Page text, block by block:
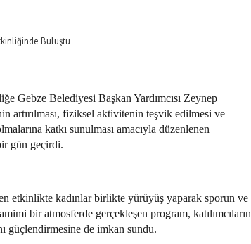
Gebze Belediyesi Başkan Yardımcısı Zeynep
artırılması, fiziksel aktivitenin teşvik edilmesi ve
katkı sunulması amacıyla düzenlenen
gün geçirdi.
etkinlikte kadınlar birlikte yürüyüş yaparak sporun ve
bir atmosferde gerçekleşen program, katılımcıların
güçlendirmesine de imkan sundu.